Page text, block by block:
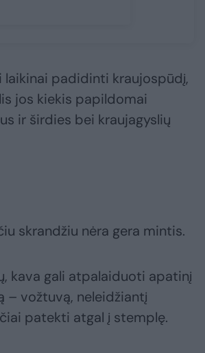
laikinai padidinti kraujospūdį,
jos kiekis papildomai
ir širdies bei kraujagyslių
skrandžiu nėra gera mintis.
kava gali atpalaiduoti apatinį
– vožtuvą, neleidžiantį
patekti atgal į stemplę.